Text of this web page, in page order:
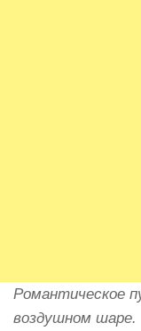
Романтическое
воздушном шаре.